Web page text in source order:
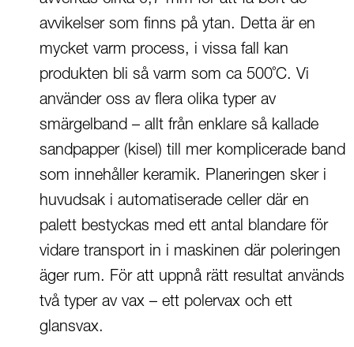
avvikelser som finns på ytan. Detta är en
mycket varm process, i vissa fall kan
produkten bli så varm som ca 500˚C. Vi
använder oss av flera olika typer av
smärgelband – allt från enklare så kallade
sandpapper (kisel) till mer komplicerade band
som innehåller keramik. Planeringen sker i
huvudsak i automatiserade celler där en
palett bestyckas med ett antal blandare för
vidare transport in i maskinen där poleringen
äger rum. För att uppnå rätt resultat används
två typer av vax – ett polervax och ett
glansvax.